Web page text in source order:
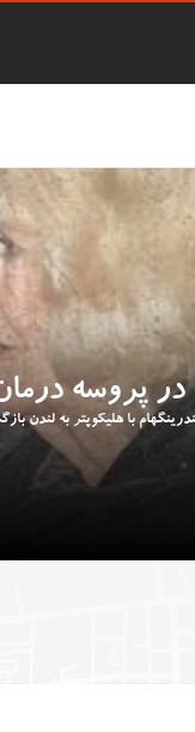
در پروسه
با هلیکوپتر به لندن